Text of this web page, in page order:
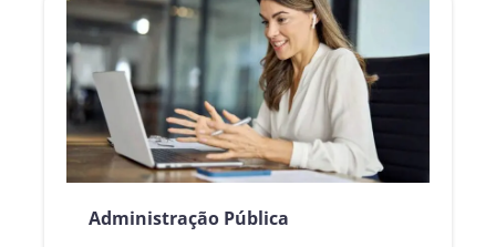
Administração Pública